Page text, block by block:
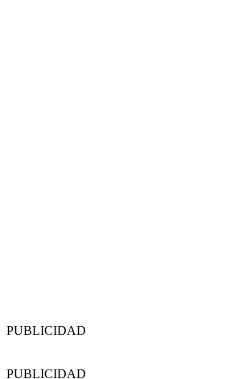
PUBLICIDAD
PUBLICIDAD